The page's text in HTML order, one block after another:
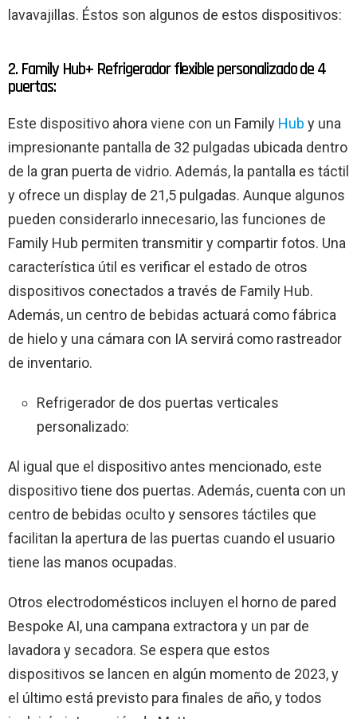
lavavajillas. Éstos son algunos de estos dispositivos:
2. Family Hub+ Refrigerador flexible personalizado de 4
puertas:
Este dispositivo ahora viene con un Family Hub y una
impresionante pantalla de 32 pulgadas ubicada dentro
de la gran puerta de vidrio. Además, la pantalla es táctil
y ofrece un display de 21,5 pulgadas. Aunque algunos
pueden considerarlo innecesario, las funciones de
Family Hub permiten transmitir y compartir fotos. Una
característica útil es verificar el estado de otros
dispositivos conectados a través de Family Hub.
Además, un centro de bebidas actuará como fábrica
de hielo y una cámara con IA servirá como rastreador
de inventario.
Refrigerador de dos puertas verticales
personalizado:
Al igual que el dispositivo antes mencionado, este
dispositivo tiene dos puertas. Además, cuenta con un
centro de bebidas oculto y sensores táctiles que
facilitan la apertura de las puertas cuando el usuario
tiene las manos ocupadas.
Otros electrodomésticos incluyen el horno de pared
Bespoke AI, una campana extractora y un par de
lavadora y secadora. Se espera que estos
dispositivos se lancen en algún momento de 2023, y
el último está previsto para finales de año, y todos